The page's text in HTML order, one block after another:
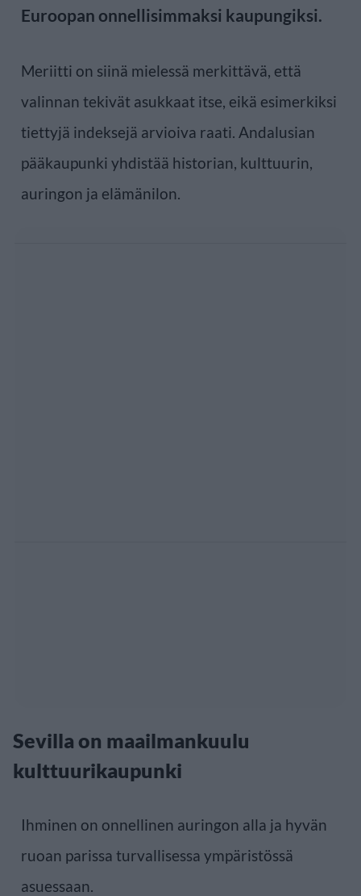
Euroopan onnellisimmaksi kaupungiksi.
Meriitti on siinä mielessä merkittävä, että
valinnan tekivät asukkaat itse, eikä esimerkiksi
tiettyjä indeksejä arvioiva raati. Andalusian
pääkaupunki yhdistää historian, kulttuurin,
auringon ja elämänilon.
Sevilla on maailmankuulu
kulttuurikaupunki
Ihminen on onnellinen auringon alla ja hyvän
ruoan parissa turvallisessa ympäristössä
asuessaan.